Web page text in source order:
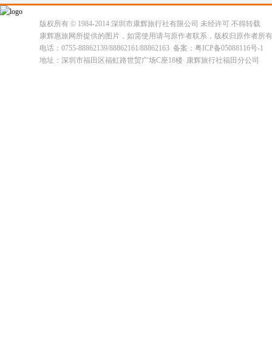
版权所有 © 1984-2014 深圳市康辉旅行社有限公司 未经许可 不得转载
康辉惠旅网所提供的图片，如需使用请与原作者联系，版权归原作者所
电话：0755-88862139/88862161/88862163 备案：粤ICP备05088116号-1
地址：深圳市福田区福虹路世贸广场C座18楼 康辉旅行社福田分公司